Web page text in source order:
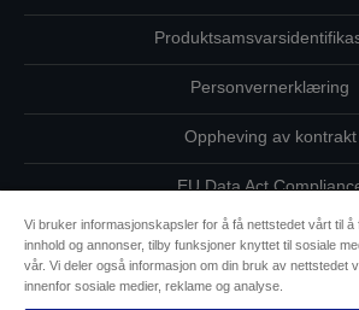
Personvernerklæring
Oppheving av kontrakt
EU Data Act
Ta kontakt med oss vedrørende
Informasjon om
Vi bruker informasjonskapsler for å få nettstedet vårt til å
innhold og annonser, tilby funksjoner knyttet til sosiale
vår. Vi deler også informasjon om din bruk av nettstedet
innenfor sosiale medier, reklame og analyse.